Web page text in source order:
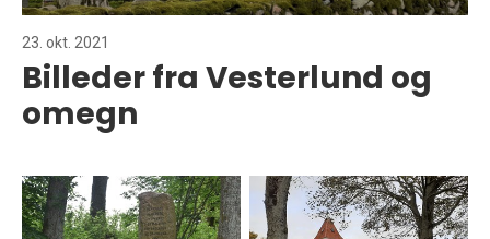
23. okt. 2021
Billeder fra Vesterlund og
omegn